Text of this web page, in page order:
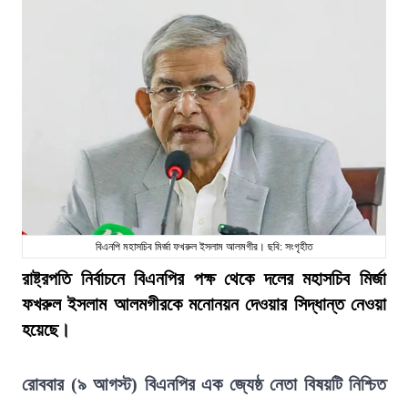
বিএনপি মহাসচিব মির্জা ফখরুল ইসলাম আলমগীর। ছবি: সংগৃহীত
রাষ্ট্রপতি নির্বাচনে বিএনপির পক্ষ থেকে দলের মহাসচিব মির্জা
ফখরুল ইসলাম আলমগীরকে মনোনয়ন দেওয়ার সিদ্ধান্ত নেওয়া
হয়েছে।
রোববার (৯ আগস্ট) বিএনপির এক জ্যেষ্ঠ নেতা বিষয়টি নিশ্চিত